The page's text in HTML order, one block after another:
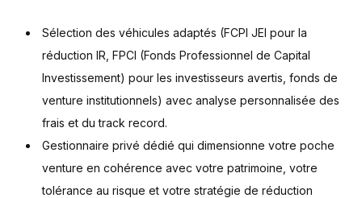
Sélection des véhicules adaptés (FCPI JEI pour la
réduction IR, FPCI (Fonds Professionnel de Capital
Investissement) pour les investisseurs avertis, fonds de
venture institutionnels) avec analyse personnalisée des
frais et du track record.
Gestionnaire privé dédié qui dimensionne votre poche
venture en cohérence avec votre patrimoine, votre
tolérance au risque et votre stratégie de réduction